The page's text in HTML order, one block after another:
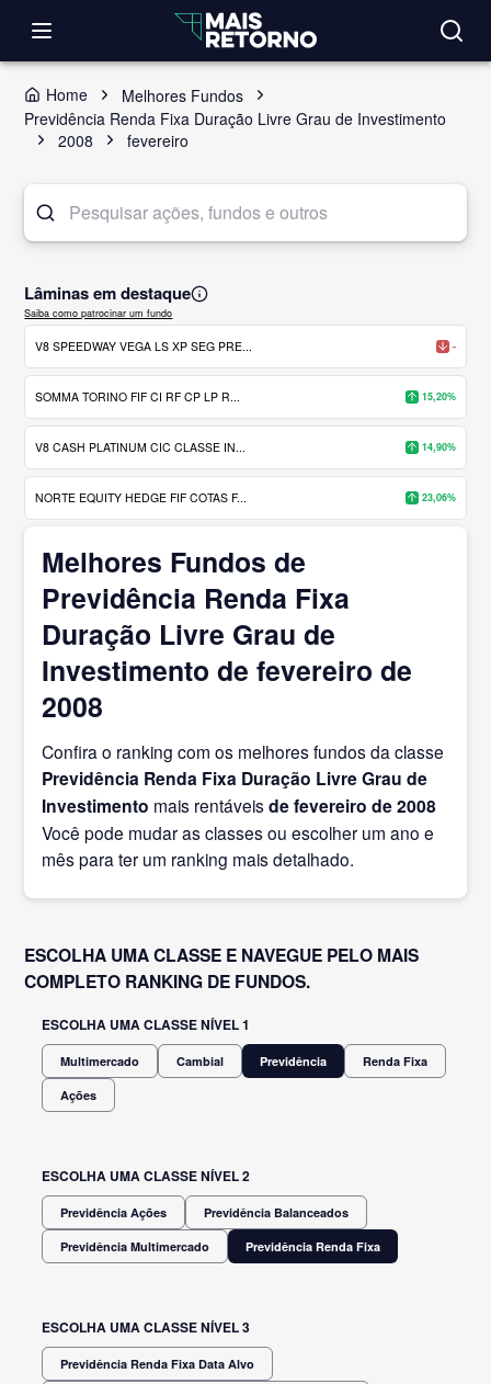
Home
Melhores Fundos
Previdência Renda Fixa Duração Livre Grau de Investimento
2008
fevereiro
Lâminas em destaque
Saiba como patrocinar um fundo
V8 SPEEDWAY VEGA LS XP SEG PRE... -
SOMMA TORINO FIF CI RF CP LP R... 15,20%
V8 CASH PLATINUM CIC CLASSE IN... 14,90%
NORTE EQUITY HEDGE FIF COTAS F... 23,06%
Melhores Fundos de
Previdência Renda Fixa
Duração Livre Grau de
Investimento de fevereiro de
2008
Confira o ranking com os melhores fundos da classe
Previdência Renda Fixa Duração Livre Grau de
Investimento mais rentáveisde fevereiro de 2008
Você pode mudar as classes ou escolher um ano e
mês para ter um ranking mais detalhado.
ESCOLHA UMA CLASSE E NAVEGUE PELO MAIS
COMPLETO RANKING DE FUNDOS.
ESCOLHA UMA CLASSE NÍVEL 1
Multimercado Cambial Previdência Renda Fixa
Ações
ESCOLHA UMA CLASSE NÍVEL 2
Previdência Ações Previdência Balanceados
Previdência Multimercado Previdência Renda Fixa
ESCOLHA UMA CLASSE NÍVEL 3
Previdência Renda Fixa Data Alvo